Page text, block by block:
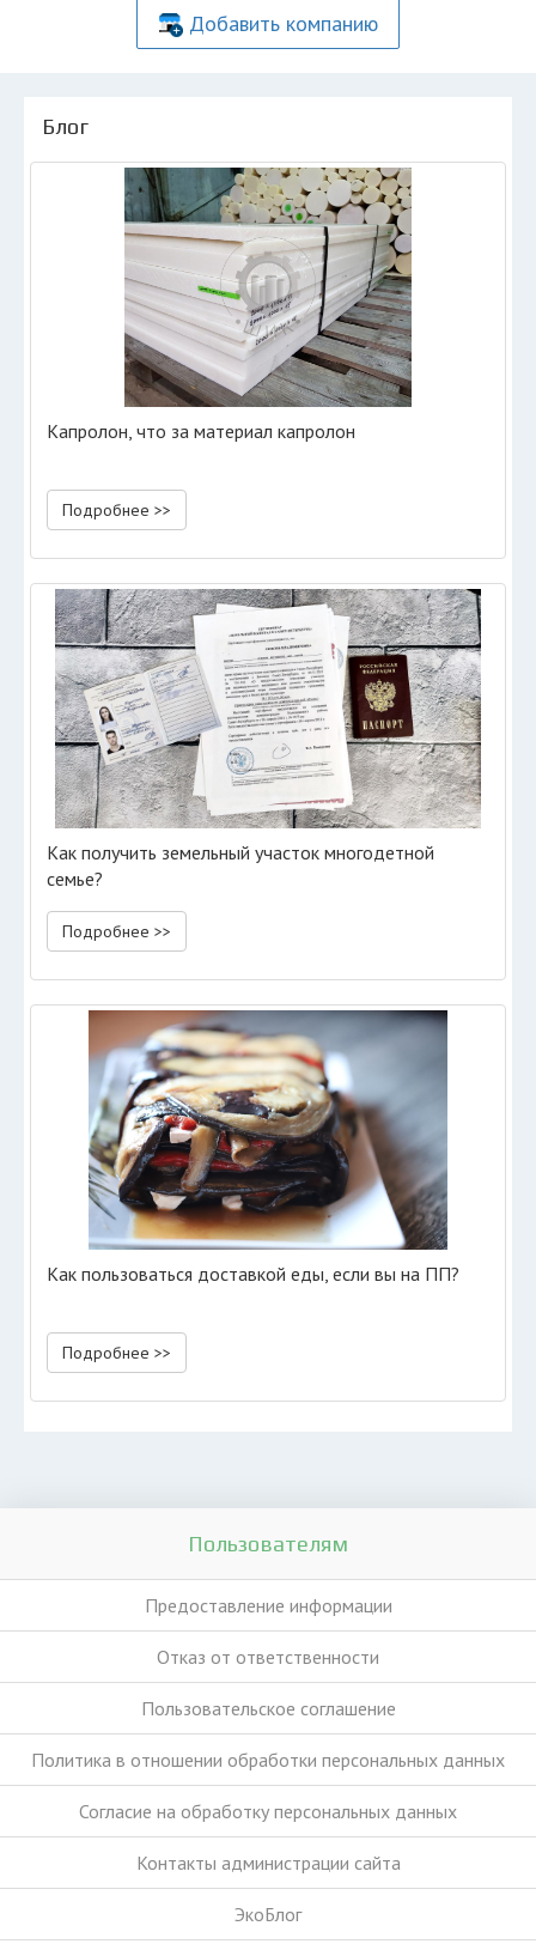
Добавить компанию
Блог
Капролон, что за материал капролон
Подробнее >>
Как получить земельный участок многодетной
семье?
Подробнее >>
Как пользоваться доставкой еды, если вы на ПП?
Подробнее >>
Пользователям
Предоставление информации
Отказ от ответственности
Пользовательское соглашение
Политика в отношении обработки персональных данных
Согласие на обработку персональных данных
Контакты администрации сайта
ЭкоБлог